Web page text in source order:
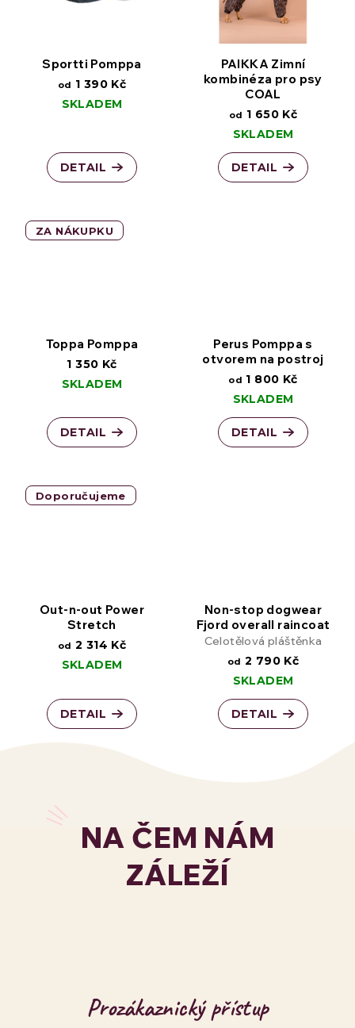
NA ČEM NÁM
ZÁLEŽÍ
Prozákaznický přístup
Sportti Pomppa
od 1 390 Kč
SKLADEM
DETAIL
PAIKKA Zimní
kombinéza pro psy
COAL
od 1 650 Kč
SKLADEM
DETAIL
ZA NÁKUPKU
Toppa Pomppa
1 350 Kč
SKLADEM
DETAIL
Perus Pomppa s
otvorem na postroj
od 1 800 Kč
SKLADEM
DETAIL
Doporučujeme
Out-n-out Power
Stretch
od 2 314 Kč
SKLADEM
DETAIL
Non-stop dogwear
Fjord overall raincoat
Celotělová pláštěnka
od 2 790 Kč
SKLADEM
DETAIL